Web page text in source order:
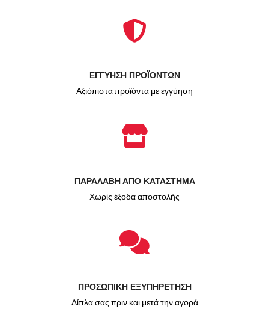
ΕΓΓΥΗΣΗ ΠΡΟΪΟΝΤΩΝ
Αξιόπιστα προϊόντα με εγγύηση
ΠΑΡΑΛΑΒΗ ΑΠΟ ΚΑΤΑΣΤΗΜΑ
Χωρίς έξοδα αποστολής
ΠΡΟΣΩΠΙΚΗ ΕΞΥΠΗΡΕΤΗΣΗ
Δίπλα σας πριν και μετά την αγορά